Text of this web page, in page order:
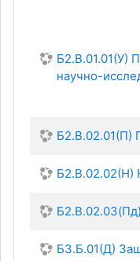
Б2.В.01.01(У)
научно-
Б2.В.02.01(П)
Б2.В.02.02(Н)
Б3.Б.01(Д)